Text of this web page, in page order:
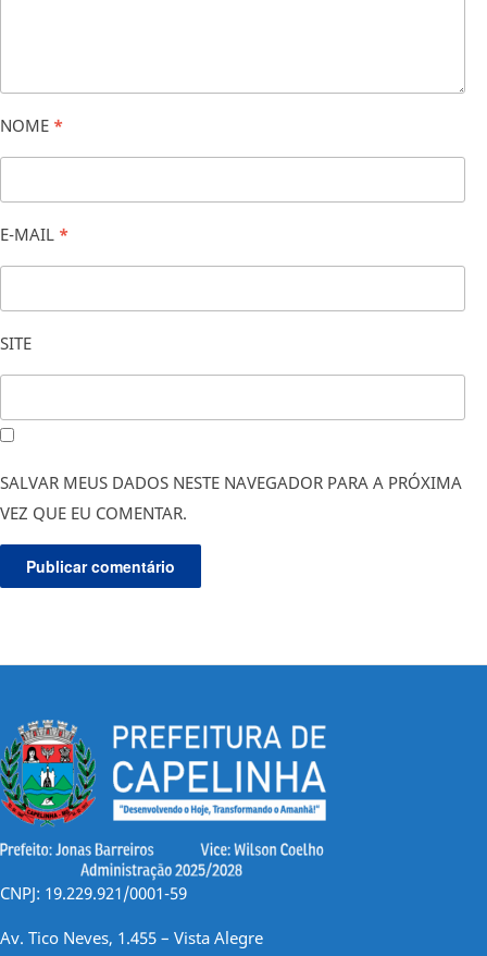
NOME *
E-MAIL *
SITE
SALVAR MEUS DADOS NESTE NAVEGADOR PARA A PRÓXIMA
VEZ QUE EU COMENTAR.
CNPJ: 19.229.921/0001-59
Av. Tico Neves, 1.455 – Vista Alegre